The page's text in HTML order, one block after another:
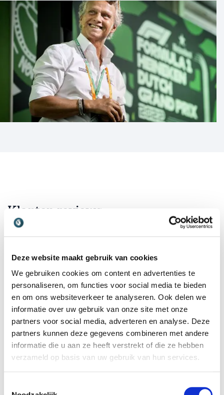
Deze website maakt gebruik van cookies
We gebruiken cookies om content en advertenties te
personaliseren, om functies voor social media te bieden
en om ons websiteverkeer te analyseren. Ook delen we
informatie over uw gebruik van onze site met onze
partners voor social media, adverteren en analyse. Deze
partners kunnen deze gegevens combineren met andere
informatie die u aan ze heeft verstrekt of die ze hebben
verzameld op basis van uw gebruik van hun services.
Klanten reviews
Enthousiaste bevlogen spreker. Met een dijk aan
interessante verhalen voor de toehoorder. De nadruk
van deze presentatie lag dit keer wel voornamelijk bij
de zoon van Jan. Beeldmateriaal en vooral het filmpje
van Heineke was fantastisch. Zeer geapprecieerd dat
Jan zoveel tijd neemt om met de toehoorders in
gesprek en op de foto te gaan. Heel fijn dat hij niet
op z'n horloge kijkt.
Hanneke van Leeuwen, SAP Concur
Jan Lammers
Beoordeeld5.00 klantbeoordelingen